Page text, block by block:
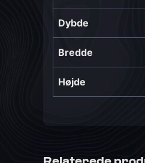
Dybde
Bredde
Højde